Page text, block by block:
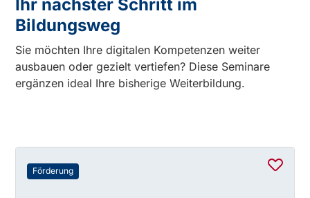
Ihr nächster Schritt im
Bildungsweg
Sie möchten Ihre digitalen Kompetenzen weiter
ausbauen oder gezielt vertiefen? Diese Seminare
ergänzen ideal Ihre bisherige Weiterbildung.
Förderung